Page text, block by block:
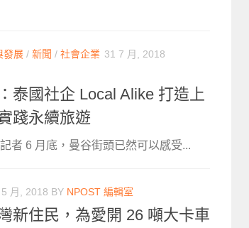
發展 / 新聞 / 社會企業 31 7 月, 2018
泰國社企 Local Alike 打造上
踐永續旅遊
者 6 月底，曼谷街頭已然可以感受...
5 月, 2018 BY NPOST 編輯室
新住民，為愛開 26 噸大卡車